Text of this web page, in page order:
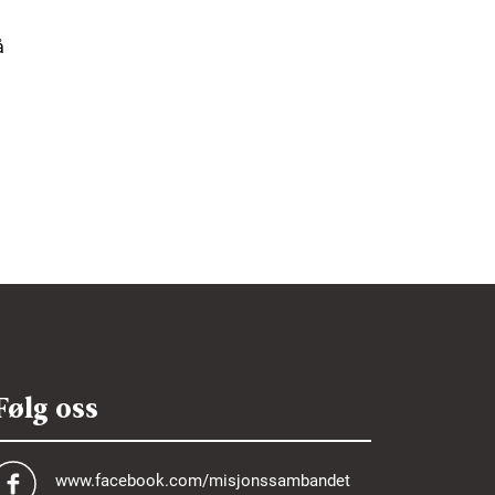
oss
www.facebook.com/misjonssambandet